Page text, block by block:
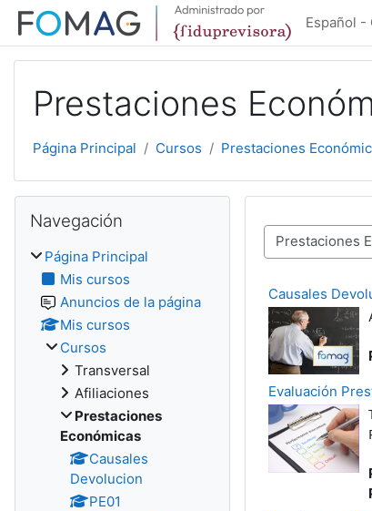
Saltar al contenido principal
Español -
Prestaciones
Página Principal Cursos Prestaciones
Categorías de curso
Causales
Evaluación
Navegación
Página Principal
Mis cursos
Anuncios de la página
Mis cursos
Cursos
Transversal
Afiliaciones
Prestaciones
Económicas
Causales
Devolucion
PE01